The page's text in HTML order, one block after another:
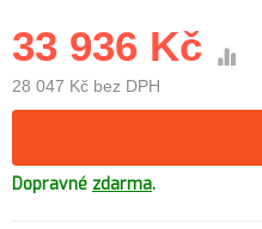
33 936 Kč
28 047 Kč bez DPH
Dopravné zdarma.